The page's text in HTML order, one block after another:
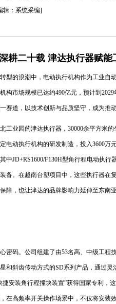
辑：系统采编]
耕二十载 津达执行器赋能
型的浪潮中，电动执行机构作为工业自
构市场规模已达约490亿元，预计到
赛道，以技术创新与品质坚守，成为推
工业园的津达执行器，30000余平方米
电动执行机构的研发制造，投入3600万
中JD+RS1600/F130H型角行程电动执行
备。在越南台塑项目中，这些执行器在
障，也让津达的品牌影响力延伸至东南
密码。公司组建了由53名高、中级工程
和斜齿传动方式的SD系列产品，通过
安装角行程撞块装置”获得国家专利，
在高频率开关操作场景中，不仅将安装